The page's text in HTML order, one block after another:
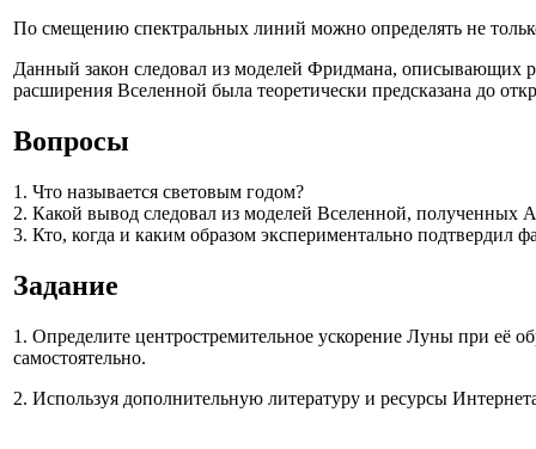
По смещению спектральных линий можно определять не
Данный закон следовал из моделей Фридмана, описывающих
расширения Вселенной была теоретически предсказана до
Вопросы
1. Что называется световым годом?
2. Какой вывод следовал из моделей Вселенной,
3. Кто, когда и каким образом экспериментально подтвердил
Задание
1. Определите центростремительное ускорение Луны при её
самостоятельно.
2. Используя дополнительную литературу и ресурсы